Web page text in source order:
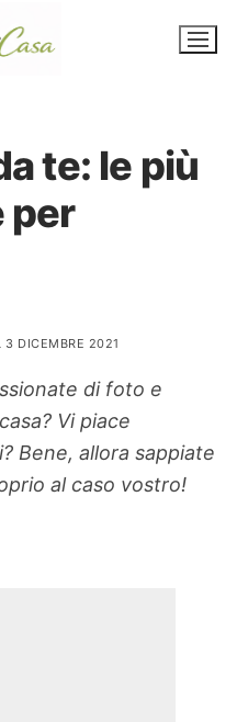
te: le più
per
3 DICEMBRE 2021
di foto e
Vi piace
Bene, allora sappiate
al caso vostro!